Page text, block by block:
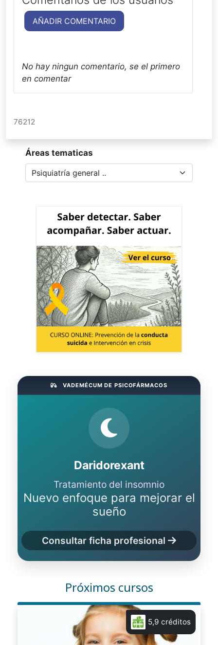
AÑADIR COMENTARIO
No hay ningun comentario, se el primero
en comentar
76212
Áreas tematicas
VADEMÉCUM DE PSICOFÁRMACOS
Daridorexant
Tratamiento del insomnio
Nuevo enfoque para mejorar el
sueño
Consultar ficha profesional
Próximos cursos
5,9 créditos